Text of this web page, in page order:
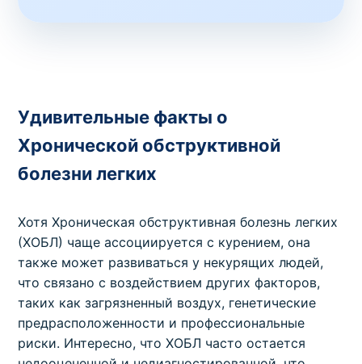
Удивительные факты о
Хронической обструктивной
болезни легких
Хотя Хроническая обструктивная болезнь легких
(ХОБЛ) чаще ассоциируется с курением, она
также может развиваться у некурящих людей,
что связано с воздействием других факторов,
таких как загрязненный воздух, генетические
предрасположенности и профессиональные
риски. Интересно, что ХОБЛ часто остается